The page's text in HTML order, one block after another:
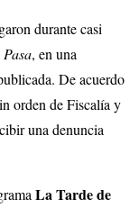
durante casi
, en una
De acuerdo
orden de Fiscalía y
una denuncia
La Tarde de